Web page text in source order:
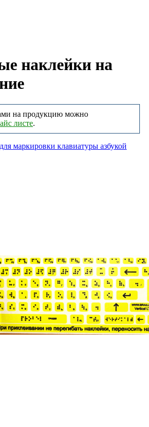
наклейки на
на продукцию можно
листе.
маркировки клавиатуры азбукой